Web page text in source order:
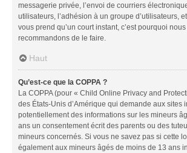
messagerie privée, l’envoi de courriers
utilisateurs, l’adhésion à un groupe d’utilisateurs,
vous prend qu’un court instant, c’est pourquoi
recommandons de le faire.
Haut
Qu’est-ce que la COPPA ?
La COPPA (pour « Child Online Privacy and
des États-Unis d’Amérique qui demande aux sites
potentiellement des informations sur les mineurs
ans un consentement écrit des parents ou des
mineurs concernés. Si vous ne savez pas si cette
également aux mineurs âgés de moins de 13 ans